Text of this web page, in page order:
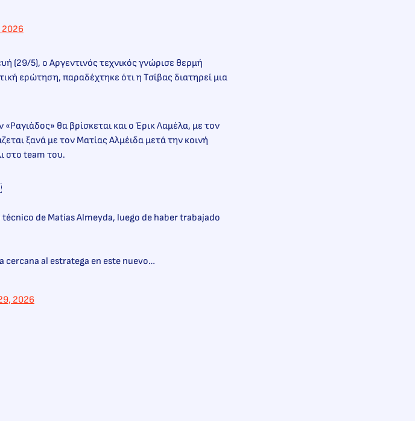
2026
(29/5), ο Αργεντινός τεχνικός γνώρισε θερμή
ερώτηση, παραδέχτηκε ότι η Τσίβας διατηρεί μια
«Ραγιάδος» θα βρίσκεται και ο Έρικ Λαμέλα, με τον
ξανά με τον Ματίας Αλμέιδα μετά την κοινή
στο team του.
de Matías Almeyda, luego de haber trabajado
cercana al estratega en este nuevo…
2026